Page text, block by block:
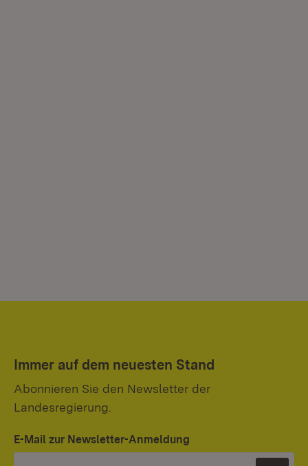
Immer auf dem neuesten Stand
Abonnieren Sie den Newsletter der
Landesregierung.
E-Mail zur Newsletter-Anmeldung